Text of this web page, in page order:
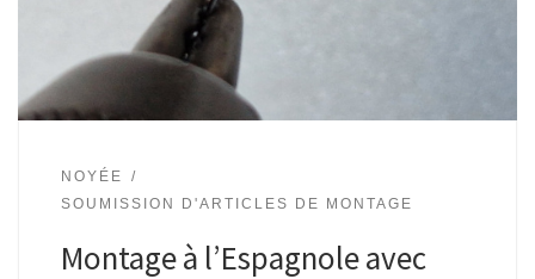
NOYÉE
SOUMISSION D'ARTICLES DE MONTAGE
Montage à l’Espagnole avec